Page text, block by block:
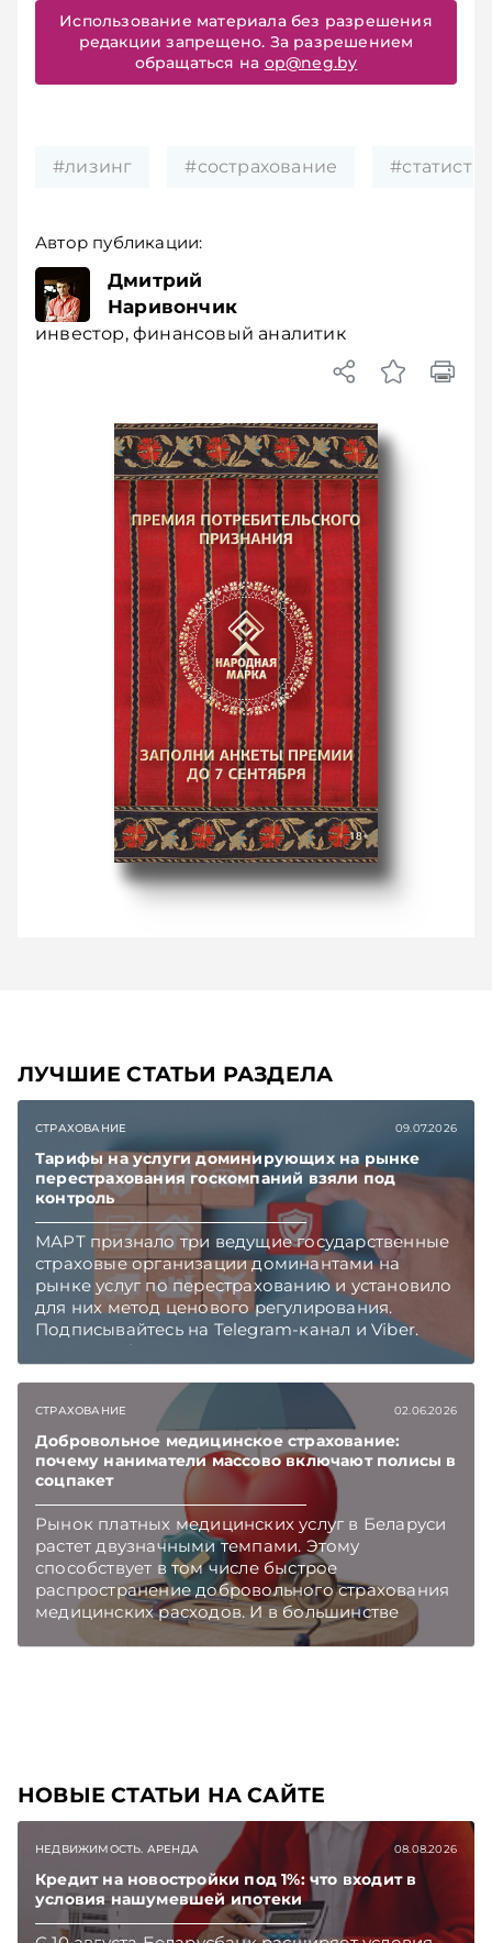
Использование материала без разрешения
редакции запрещено. За разрешением
обращаться на op@neg.by
#лизинг #сострахование
Автор публикации:
Дмитрий
Наривончик
инвестор, финансовый аналитик
ЛУЧШИЕ СТАТЬИ РАЗДЕЛА
СТРАХОВАНИЕ 09.07.2026
Тарифы на услуги доминирующих на рынке
перестрахования госкомпаний взяли под
контроль
МАРТ признало три ведущие государственные
страховые организации доминантами на
рынке услуг по перестрахованию и установило
для них метод ценового регулирования.
Подписывайтесь на Telegram‑канал и Viber.
Главное об экономике Беларуси — раньше,
СТРАХОВАНИЕ 02.06.2026
Добровольное медицинское страхование:
почему наниматели массово включают полисы в
соцпакет
Рынок платных медицинских услуг в Беларуси
растет двузначными темпами. Этому
способствует в том числе быстрое
распространение добровольного страхования
медицинских расходов. И в большинстве
случаев медицинскую страховку физлицам
НОВЫЕ СТАТЬИ НА САЙТЕ
НЕДВИЖИМОСТЬ. АРЕНДА 08.08.2026
Кредит на новостройки под 1%: что входит в
условия нашумевшей ипотеки